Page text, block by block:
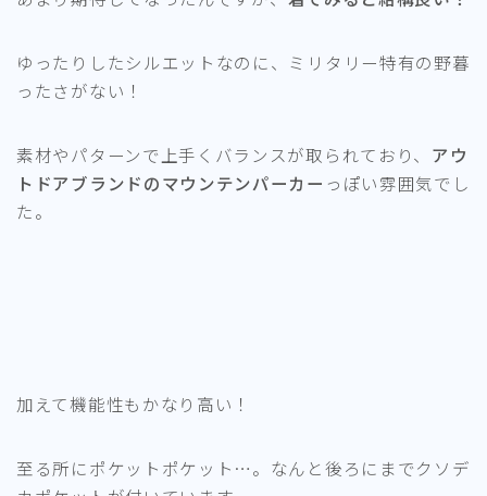
ゆったりしたシルエットなのに、ミリタリー特有の野暮
ったさがない！
素材やパターンで上手くバランスが取られており、 アウ
トドアブランドのマウンテンパーカー っぽい雰囲気でし
た。
加えて機能性もかなり高い！
至る所にポケットポケット…。なんと後ろにまでクソデ